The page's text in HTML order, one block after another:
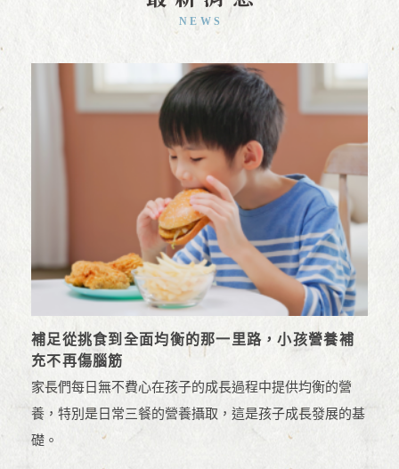
NEWS
補足從挑食到全面均衡的那一里路，小孩營養補
充不再傷腦筋
家長們每日無不費心在孩子的成長過程中提供均衡的營
養，特別是日常三餐的營養攝取，這是孩子成長發展的基
礎。